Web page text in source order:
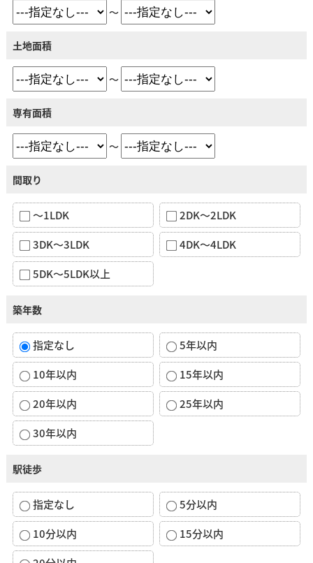
～
土地面積
～
専有面積
～
間取り
～1LDK
2DK～2LDK
3DK～3LDK
4DK～4LDK
5DK～5LDK以上
築年数
指定なし
5年以内
10年以内
15年以内
20年以内
25年以内
30年以内
駅徒歩
指定なし
5分以内
10分以内
15分以内